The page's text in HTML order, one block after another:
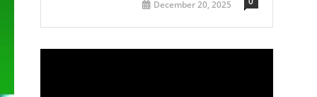
December 20, 2025